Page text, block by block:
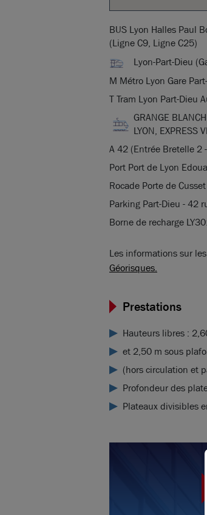
BUS Lyon Halles Paul
(Ligne C9, Ligne C25)
Lyon-Part-Dieu
M Métro Lyon Gare
T Tram Lyon Part-Dieu
GRANGE
LYON, EXPRESS
A 42 (Entrée Bretelle 2
Port Port de Lyon
Rocade Porte de
Parking Part-Dieu - 42
Borne de recharge
Les informations sur
Géorisques.
Prestations
Hauteurs libres :
et 2,50 m sous
(hors circulation et
Profondeur des
Plateaux divisibles